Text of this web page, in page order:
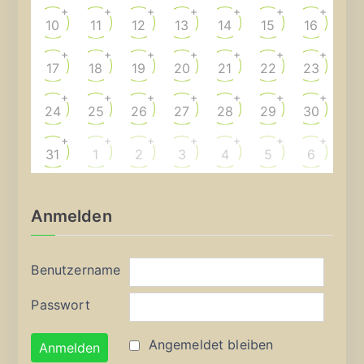
10
+
11
+
12
+
13
+
14
+
15
+
16
+
17
+
18
+
19
+
20
+
21
+
22
+
23
+
24
+
25
+
26
+
27
+
28
+
29
+
30
+
31
+
1
+
2
+
3
+
4
+
5
+
6
+
Anmelden
Benutzername
Passwort
Angemeldet bleiben